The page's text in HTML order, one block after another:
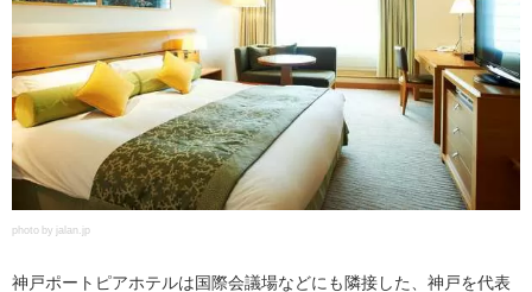
photo by jalan.jp
神戸ポートピアホテルは国際会議場などにも隣接した、神戸を代表